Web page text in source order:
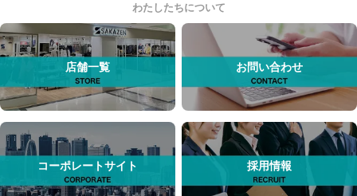
わたしたちについて
店舗一覧 お問い合わせ
コーポレートサイト 採用情報